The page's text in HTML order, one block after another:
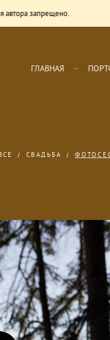
ГЛАВНАЯ
СВАДЬБА
запрещено.